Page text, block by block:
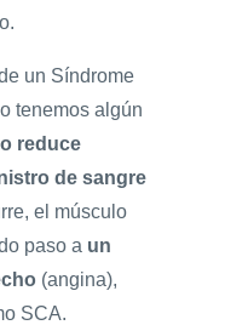
un Síndrome
tenemos algún
reduce
de sangre
el músculo
paso a un
(angina),
SCA.